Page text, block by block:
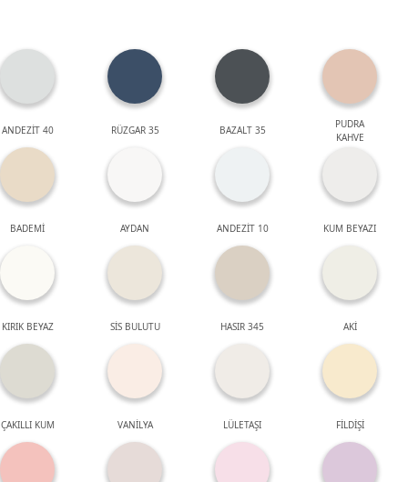
ANDEZİT 40 RÜZGAR 35 BAZALT 35
PUDRA
KAHVE
BADEMİ AYDAN ANDEZİT 10 KUM BEYAZI
KIRIK BEYAZ SİS BULUTU HASIR 345 AKİ
ÇAKILLI KUM VANİLYA LÜLETAŞI FİLDİŞİ